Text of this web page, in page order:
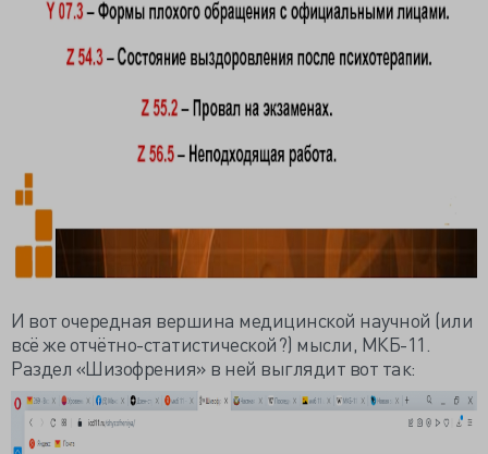
И вот очередная вершина медицинской научной (или
всё же отчётно-статистической?) мысли, МКБ-11.
Раздел «Шизофрения» в ней выглядит вот так: